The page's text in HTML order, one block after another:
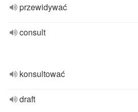
przewidywać
consult
konsultować
draft